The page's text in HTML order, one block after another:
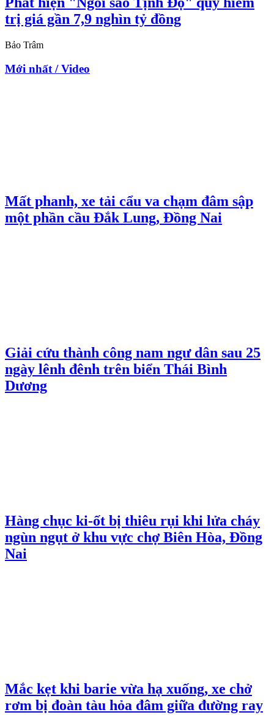
trị giá gần 7,9 nghìn tỷ đồng
Bảo Trâm
Mới nhất / Video
Mất phanh, xe tải cẩu va chạm đâm sập
một phần cầu Đắk Lung, Đồng Nai
Giải cứu thành công nam ngư dân sau 25
ngày lênh đênh trên biển Thái Bình
Dương
Hàng chục ki-ốt bị thiêu rụi khi lửa cháy
ngùn ngụt ở khu vực chợ Biên Hòa, Đồng
Nai
Mắc kẹt khi barie vừa hạ xuống, xe chở
rơm bị đoàn tàu hỏa đâm giữa đường ray